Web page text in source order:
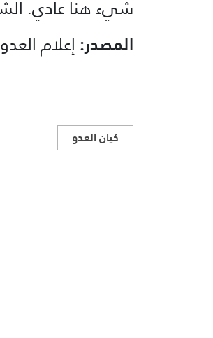
شيء هنا عادي.
المصدر:إعلام العدو
كيان العدو